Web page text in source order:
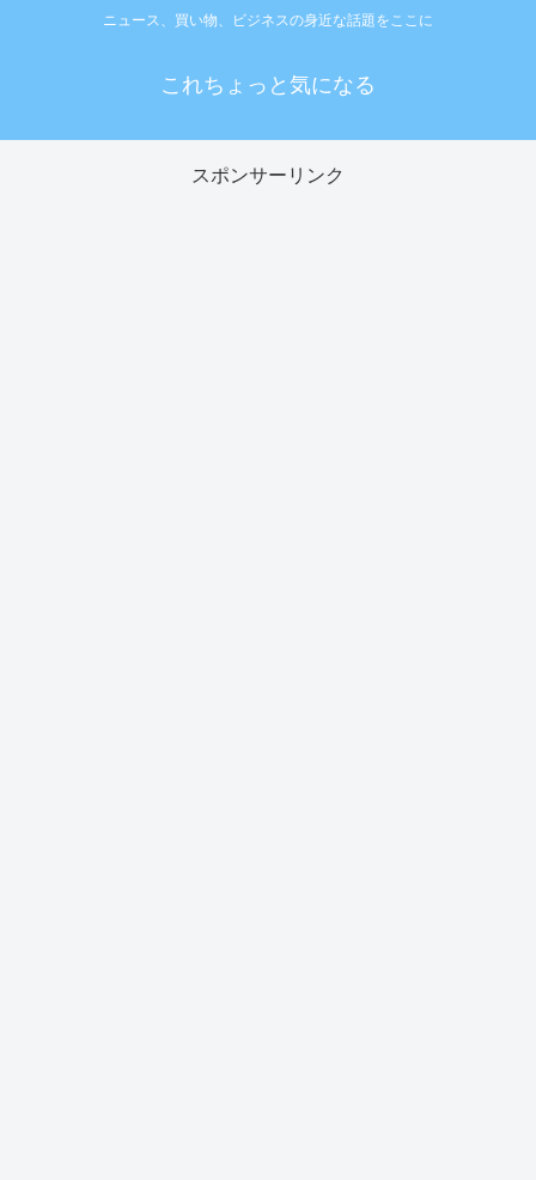
ニュース、買い物、ビジネスの身近な話題をここに
これちょっと気になる
スポンサーリンク